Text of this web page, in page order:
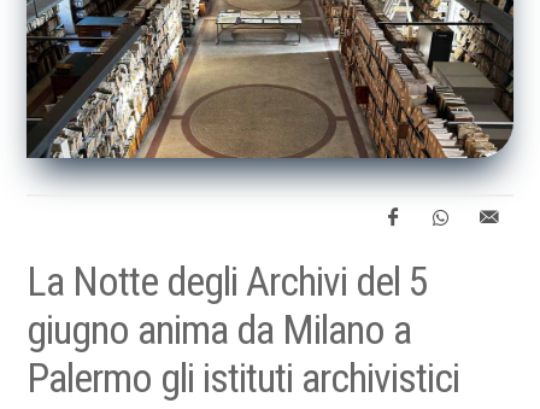
La Notte degli Archivi del 5
giugno anima da Milano a
Palermo gli istituti archivistici